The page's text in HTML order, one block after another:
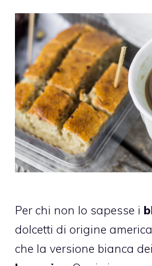
Per chi non lo sapesse i
dolcetti di origine
che la versione bianca